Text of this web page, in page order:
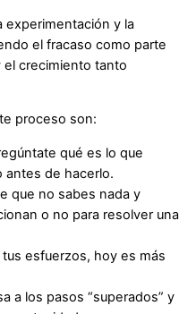
experimentación y la
el fracaso como parte
el crecimiento tanto
proceso son:
qué es lo que
antes de hacerlo.
que no sabes nada y
o no para resolver una
esfuerzos, hoy es más
a los pasos “superados” y